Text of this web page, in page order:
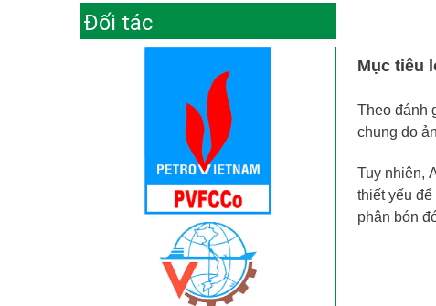
Đối tác
Mục tiêu
Theo đánh
chung do
Tuy nhiên,
thiết yếu
phân bón